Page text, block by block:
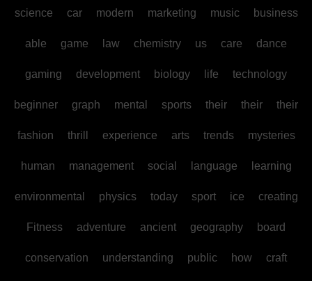
science car modern marketing music business
able game law chemistry us care dance
gaming development biology life technology
beginner graph mental sports their their their
fashion thrill experience arts trends mysteries
human management social language learning
environmental physics today sport ice creating
Fitness adventure ancient geography board
conservation understanding public how craft